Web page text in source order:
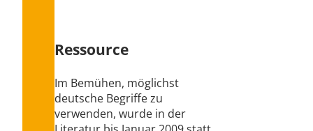
Ressource
Im Bemühen, möglichst
deutsche Begriffe zu
verwenden, wurde in der